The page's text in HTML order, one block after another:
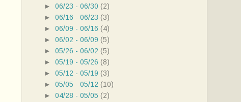
► 06/23 - 06/30 (2)
► 06/16 - 06/23 (3)
► 06/09 - 06/16 (4)
► 06/02 - 06/09 (5)
► 05/26 - 06/02 (5)
► 05/19 - 05/26 (8)
► 05/12 - 05/19 (3)
► 05/05 - 05/12 (10)
► 04/28 - 05/05 (2)